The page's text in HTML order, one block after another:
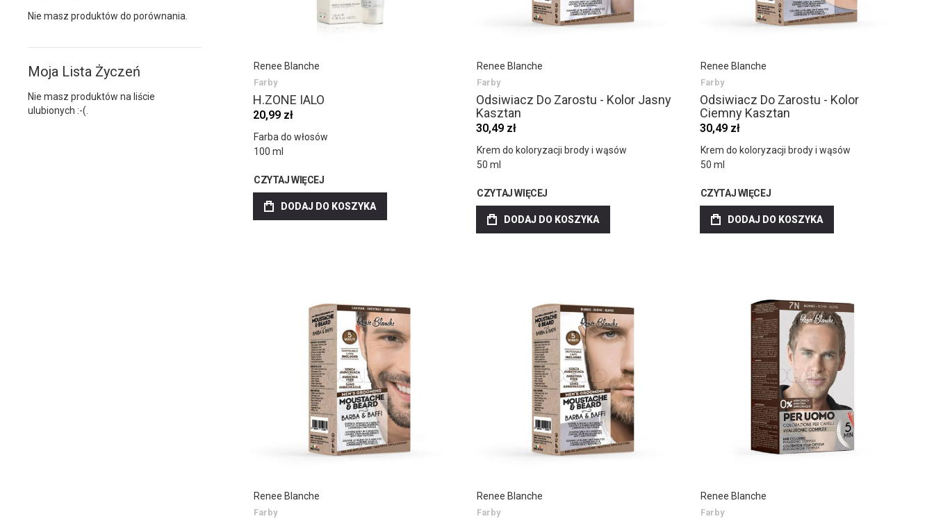
Renee Blanche
Farby
H.ZONE IALO
20,99 zł
Farba do włosów
100 ml
CZYTAJ WIĘCEJ
DODAJ DO KOSZYKA
Renee Blanche
Farby
Odsiwiacz Do Zarostu - Kolor Jasny
Kasztan
30,49 zł
Krem do koloryzacji brody i wąsów
50 ml
CZYTAJ WIĘCEJ
DODAJ DO KOSZYKA
Renee Blanche
Farby
Odsiwiacz Do Zarostu - Kolor
Ciemny Kasztan
30,49 zł
Krem do koloryzacji brody i wąsów
50 ml
CZYTAJ WIĘCEJ
DODAJ DO KOSZYKA
Renee Blanche
Farby
Renee Blanche
Farby
Renee Blanche
Farby
Nie masz produktów do porównania.
Moja Lista Życzeń
Nie masz produktów na liście
ulubionych :-(.